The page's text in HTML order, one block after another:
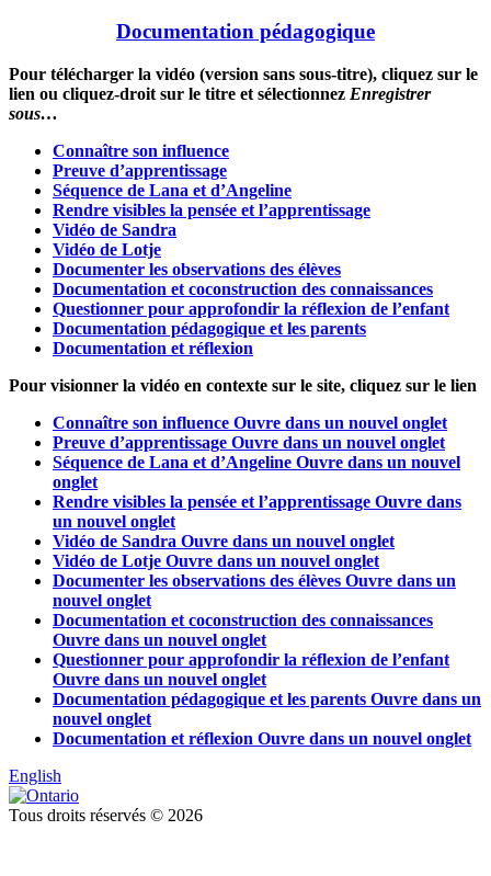
Documentation pédagogique
Pour télécharger la vidéo (version sans sous-titre), cliquez sur le
lien ou cliquez-droit sur le titre et sélectionnez Enregistrer
sous…
Connaître son influence
Preuve d’apprentissage
Séquence de Lana et d’Angeline
Rendre visibles la pensée et l’apprentissage
Vidéo de Sandra
Vidéo de Lotje
Documenter les observations des élèves
Documentation et coconstruction des connaissances
Questionner pour approfondir la réflexion de l’enfant
Documentation pédagogique et les parents
Documentation et réflexion
Pour visionner la vidéo en contexte sur le site, cliquez sur le lien
Connaître son influence Ouvre dans un nouvel onglet
Preuve d’apprentissage Ouvre dans un nouvel onglet
Séquence de Lana et d’Angeline Ouvre dans un nouvel
onglet
Rendre visibles la pensée et l’apprentissage Ouvre dans
un nouvel onglet
Vidéo de Sandra Ouvre dans un nouvel onglet
Vidéo de Lotje Ouvre dans un nouvel onglet
Documenter les observations des élèves Ouvre dans un
nouvel onglet
Documentation et coconstruction des connaissances
Ouvre dans un nouvel onglet
Questionner pour approfondir la réflexion de l’enfant
Ouvre dans un nouvel onglet
Documentation pédagogique et les parents Ouvre dans un
nouvel onglet
Documentation et réflexion Ouvre dans un nouvel onglet
English
Tous droits réservés © 2026